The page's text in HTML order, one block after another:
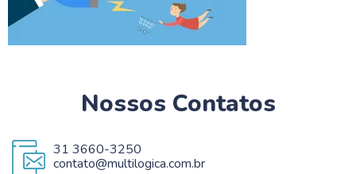
Nossos Contatos
31 3660-3250
contato@multilogica.com.br